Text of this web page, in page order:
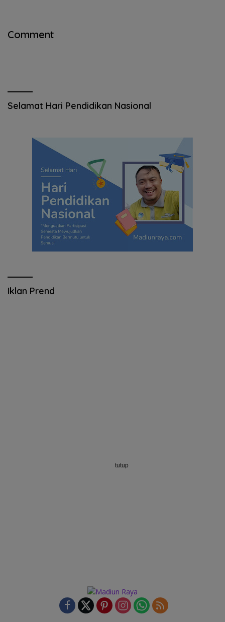
Comment
Selamat Hari Pendidikan Nasional
Iklan Prend
tutup